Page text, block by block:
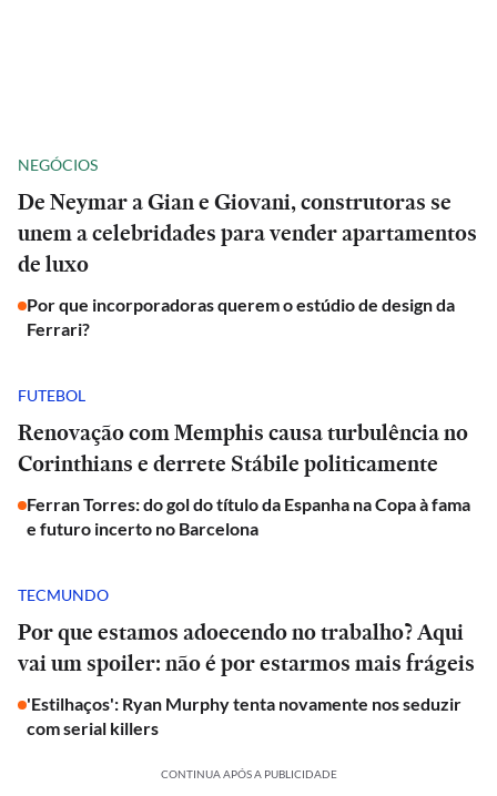
NEGÓCIOS
De Neymar a Gian e Giovani, construtoras se
unem a celebridades para vender apartamentos
de luxo
Por que incorporadoras querem o estúdio de design da
Ferrari?
FUTEBOL
Renovação com Memphis causa turbulência no
Corinthians e derrete Stábile politicamente
Ferran Torres: do gol do título da Espanha na Copa à fama
e futuro incerto no Barcelona
TECMUNDO
Por que estamos adoecendo no trabalho? Aqui
vai um spoiler: não é por estarmos mais frágeis
'Estilhaços': Ryan Murphy tenta novamente nos seduzir
com serial killers
CONTINUA APÓS A PUBLICIDADE